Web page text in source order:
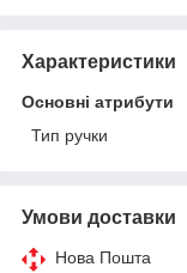
Характеристики
Основні атрибути
Тип ручки
Умови доставки
Нова Пошта